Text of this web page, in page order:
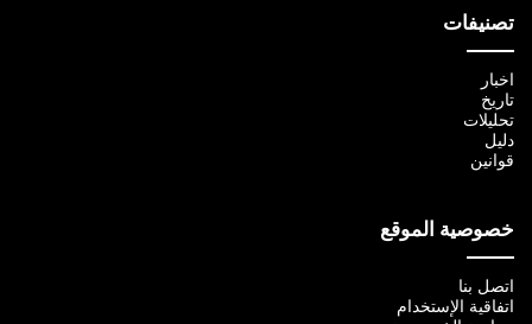
تصنيفات
اخبار
تاريخ
تحليلات
دليل
قوانين
خصوصية الموقع
اتصل بنا
اتفاقية الإستخدام